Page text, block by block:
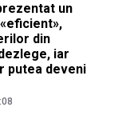
un
din
iar
putea deveni